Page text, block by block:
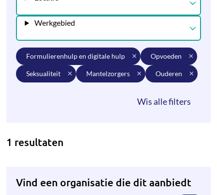
Werkgebied
formulierenhulp en digitale hulp opvoeden
seksualiteit mantelzorgers ouderen
1 resultaten
Vind een organisatie die dit aanbiedt